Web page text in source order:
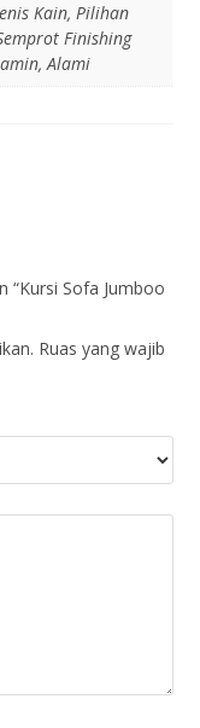
Kain, Pilihan
Finishing
Alami
“Kursi Sofa Jumboo
Ruas yang wajib